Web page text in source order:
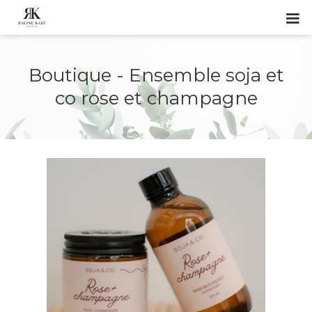
Boutique - Ensemble soja et
co rose et champagne